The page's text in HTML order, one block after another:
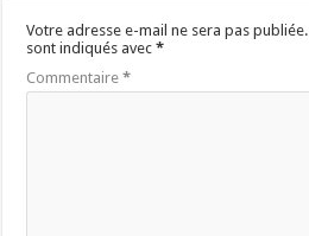
Votre adresse e-mail ne sera pas publiée.
sont indiqués avec*
Commentaire*